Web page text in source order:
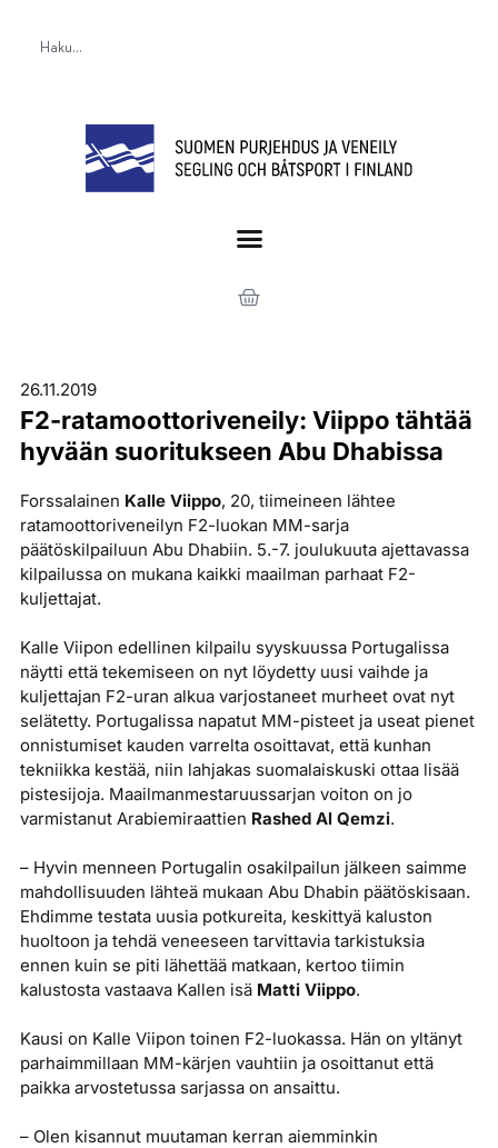
26.11.2019
F2-ratamoottoriveneily: Viippo tähtää
hyvään suoritukseen Abu Dhabissa
Forssalainen Kalle Viippo, 20, tiimeineen lähtee
ratamoottoriveneilyn F2-luokan MM-sarja
päätöskilpailuun Abu Dhabiin. 5.-7. joulukuuta ajettavassa
kilpailussa on mukana kaikki maailman parhaat F2-
kuljettajat.
Kalle Viipon edellinen kilpailu syyskuussa Portugalissa
näytti että tekemiseen on nyt löydetty uusi vaihde ja
kuljettajan F2-uran alkua varjostaneet murheet ovat nyt
selätetty. Portugalissa napatut MM-pisteet ja useat pienet
onnistumiset kauden varrelta osoittavat, että kunhan
tekniikka kestää, niin lahjakas suomalaiskuski ottaa lisää
pistesijoja. Maailmanmestaruussarjan voiton on jo
varmistanut Arabiemiraattien Rashed Al Qemzi.
– Hyvin menneen Portugalin osakilpailun jälkeen saimme
mahdollisuuden lähteä mukaan Abu Dhabin päätöskisaan.
Ehdimme testata uusia potkureita, keskittyä kaluston
huoltoon ja tehdä veneeseen tarvittavia tarkistuksia
ennen kuin se piti lähettää matkaan, kertoo tiimin
kalustosta vastaava Kallen isä Matti Viippo.
Kausi on Kalle Viipon toinen F2-luokassa. Hän on yltänyt
parhaimmillaan MM-kärjen vauhtiin ja osoittanut että
paikka arvostetussa sarjassa on ansaittu.
– Olen kisannut muutaman kerran aiemminkin